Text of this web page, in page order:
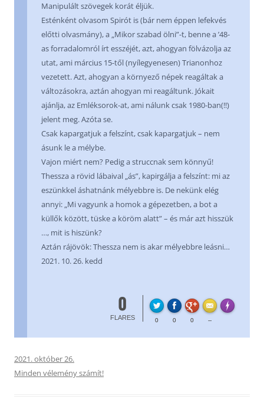
Manipulált szövegek korát éljük.
Esténként olvasom Spirót is (bár nem éppen lefekvés
előtti olvasmány), a „Mikor szabad ölni”-t, benne a ’48-
as forradalomról írt esszéjét, azt, ahogyan fölvázolja az
utat, ami március 15-től (nyílegyenesen) Trianonhoz
vezetett. Azt, ahogyan a környező népek reagáltak a
változásokra, aztán ahogyan mi reagáltunk. Jókait
ajánlja, az Emléksorok-at, ami nálunk csak 1980-ban(!!)
jelent meg. Azóta se.
Csak kapargatjuk a felszínt, csak kapargatjuk – nem
ásunk le a mélybe.
Vajon miért nem? Pedig a struccnak sem könnyű!
Thessza a rövid lábaival „ás”, kapirgálja a felszínt: mi az
eszünkkel áshatnánk mélyebbre is. De nekünk elég
annyi: „Mi vagyunk a homok a gépezetben, a bot a
küllők között, tüske a köröm alatt” – és már azt hisszük
…, mit is hiszünk?
Aztán rájövök: Thessza nem is akar mélyebbre leásni…
2021. 10. 26. kedd
0
FLARES 0 0 0 --
Made with
2021. október 26.
Minden vélemény számít!